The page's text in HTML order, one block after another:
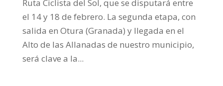
Ruta Ciclista del Sol, que se disputará entre
el 14 y 18 de febrero. La segunda etapa, con
salida en Otura (Granada) y llegada en el
Alto de las Allanadas de nuestro municipio,
será clave a la...